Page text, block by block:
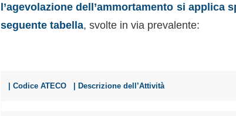
l’agevolazione dell’ammortamento si
seguente tabella, svolte in via prevalente:
| Codice ATECO | Descrizione